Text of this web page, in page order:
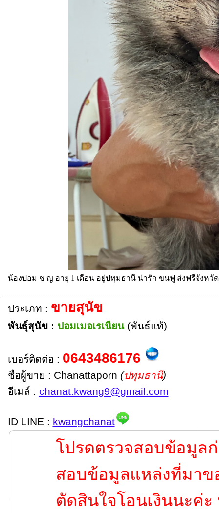
น้องปอม ช ญ อายุ 1 เดือน อยู่ปทุมธานี น่ารัก ขนฟู ส่งฟรีจังหวัด
ประเภท : ขายสุนัข
พันธุ์สุนัข : ปอมเมอเรเนียน(พันธ์แท้)
เบอร์ติดต่อ : 0643486176
ชื่อผู้ขาย : Chanattaporn (ปทุมธานี)
อีเมล์ : chanat.kwang9@gmail.com
ID LINE : kwangchanat
โปรดตรวจสอบข้อมูล
สอบข้อมูลแหล่งที่มาข
ตัดสินใจโอนเงินนะค่